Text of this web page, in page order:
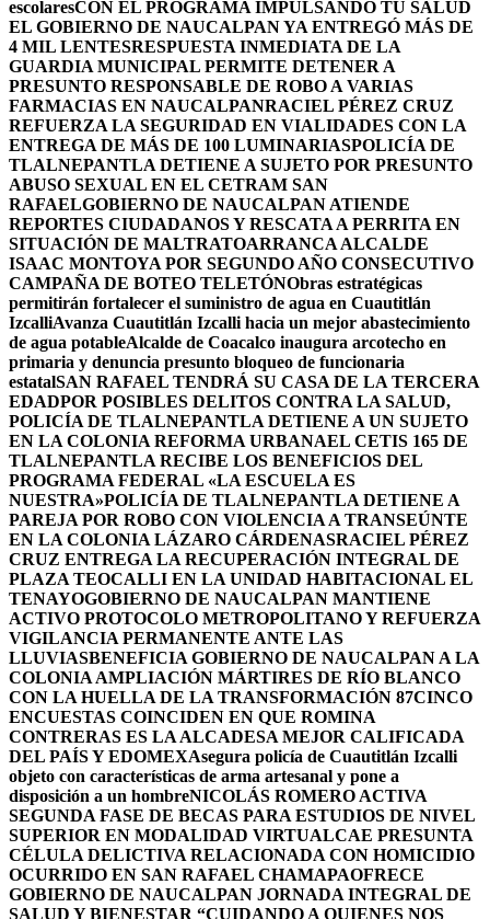
escolaresCON EL PROGRAMA IMPULSANDO TU SALUD
EL GOBIERNO DE NAUCALPAN YA ENTREGÓ MÁS DE
4 MIL LENTESRESPUESTA INMEDIATA DE LA
GUARDIA MUNICIPAL PERMITE DETENER A
PRESUNTO RESPONSABLE DE ROBO A VARIAS
FARMACIAS EN NAUCALPANRACIEL PÉREZ CRUZ
REFUERZA LA SEGURIDAD EN VIALIDADES CON LA
ENTREGA DE MÁS DE 100 LUMINARIASPOLICÍA DE
TLALNEPANTLA DETIENE A SUJETO POR PRESUNTO
ABUSO SEXUAL EN EL CETRAM SAN
RAFAELGOBIERNO DE NAUCALPAN ATIENDE
REPORTES CIUDADANOS Y RESCATA A PERRITA EN
SITUACIÓN DE MALTRATOARRANCA ALCALDE
ISAAC MONTOYA POR SEGUNDO AÑO CONSECUTIVO
CAMPAÑA DE BOTEO TELETÓNObras estratégicas
permitirán fortalecer el suministro de agua en Cuautitlán
IzcalliAvanza Cuautitlán Izcalli hacia un mejor abastecimiento
de agua potableAlcalde de Coacalco inaugura arcotecho en
primaria y denuncia presunto bloqueo de funcionaria
estatalSAN RAFAEL TENDRÁ SU CASA DE LA TERCERA
EDADPOR POSIBLES DELITOS CONTRA LA SALUD,
POLICÍA DE TLALNEPANTLA DETIENE A UN SUJETO
EN LA COLONIA REFORMA URBANAEL CETIS 165 DE
TLALNEPANTLA RECIBE LOS BENEFICIOS DEL
PROGRAMA FEDERAL «LA ESCUELA ES
NUESTRA»POLICÍA DE TLALNEPANTLA DETIENE A
PAREJA POR ROBO CON VIOLENCIA A TRANSEÚNTE
EN LA COLONIA LÁZARO CÁRDENASRACIEL PÉREZ
CRUZ ENTREGA LA RECUPERACIÓN INTEGRAL DE
PLAZA TEOCALLI EN LA UNIDAD HABITACIONAL EL
TENAYOGOBIERNO DE NAUCALPAN MANTIENE
ACTIVO PROTOCOLO METROPOLITANO Y REFUERZA
VIGILANCIA PERMANENTE ANTE LAS
LLUVIASBENEFICIA GOBIERNO DE NAUCALPAN A LA
COLONIA AMPLIACIÓN MÁRTIRES DE RÍO BLANCO
CON LA HUELLA DE LA TRANSFORMACIÓN 87CINCO
ENCUESTAS COINCIDEN EN QUE ROMINA
CONTRERAS ES LA ALCADESA MEJOR CALIFICADA
DEL PAÍS Y EDOMEXAsegura policía de Cuautitlán Izcalli
objeto con características de arma artesanal y pone a
disposición a un hombreNICOLÁS ROMERO ACTIVA
SEGUNDA FASE DE BECAS PARA ESTUDIOS DE NIVEL
SUPERIOR EN MODALIDAD VIRTUALCAE PRESUNTA
CÉLULA DELICTIVA RELACIONADA CON HOMICIDIO
OCURRIDO EN SAN RAFAEL CHAMAPAOFRECE
GOBIERNO DE NAUCALPAN JORNADA INTEGRAL DE
SALUD Y BIENESTAR “CUIDANDO A QUIENES NOS